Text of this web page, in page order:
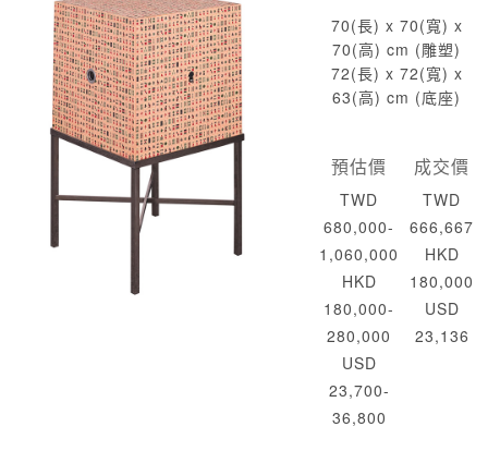
70(長) x 70(寬) x
70(高) cm (雕塑)
72(長) x 72(寬) x
63(高) cm (底座)
預估價
TWD
680,000-
1,060,000
HKD
180,000-
280,000
USD
23,700-
36,800
成交價
TWD
666,667
HKD
180,000
USD
23,136